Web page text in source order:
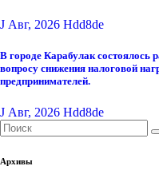
J Авг, 2026 Hdd8de
В городе Карабулак состоялось
вопросу снижения налоговой
предпринимателей.
J Авг, 2026 Hdd8de
Архивы